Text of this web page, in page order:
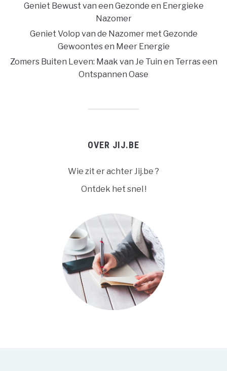
Geniet Bewust van een Gezonde en Energieke
Nazomer
Geniet Volop van de Nazomer met Gezonde
Gewoontes en Meer Energie
Zomers Buiten Leven: Maak van Je Tuin en Terras een
Ontspannen Oase
OVER JIJ.BE
Wie zit er achter Jij.be ?
Ontdek het snel !